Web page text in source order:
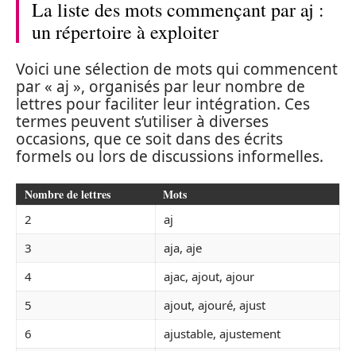
La liste des mots commençant par aj :
un répertoire à exploiter
Voici une sélection de mots qui commencent
par « aj », organisés par leur nombre de
lettres pour faciliter leur intégration. Ces
termes peuvent s’utiliser à diverses
occasions, que ce soit dans des écrits
formels ou lors de discussions informelles.
Nombre de lettres Mots
2
aj
3
aja, aje
4
ajac, ajout, ajour
5
ajout, ajouré, ajust
6
ajustable, ajustement